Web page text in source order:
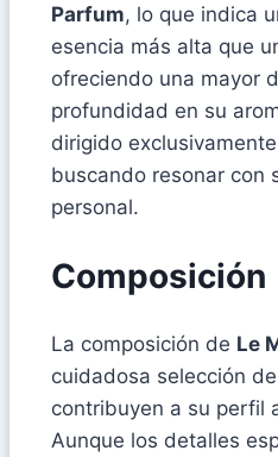
Parfum, lo que indica
esencia más alta que
ofreciendo una mayor
profundidad en su
dirigido
buscando resonar con
personal.
Composición
La composición de Le
cuidadosa selección
contribuyen a su perfil
Aunque los detalles